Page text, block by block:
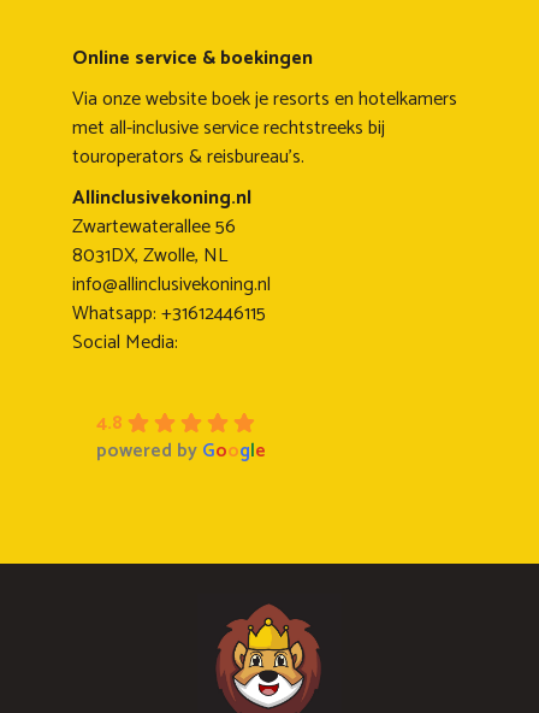
Online service & boekingen
Via onze website boek je resorts en hotelkamers
met all-inclusive service rechtstreeks bij
touroperators & reisbureau's.
Allinclusivekoning.nl
Zwartewaterallee 56
8031DX, Zwolle, NL
info@allinclusivekoning.nl
Whatsapp: +31612446115
Social Media:
4.8
powered byGoogle